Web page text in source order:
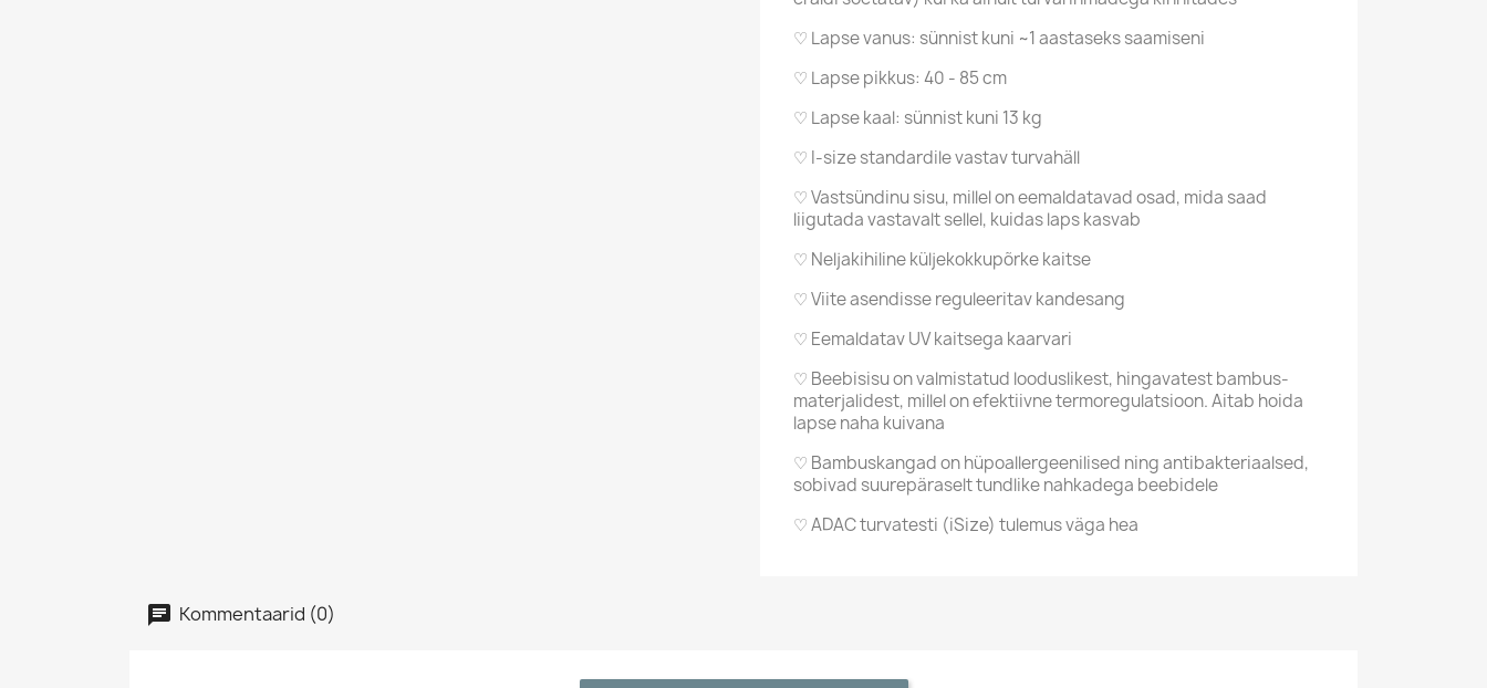
♡ Lapse vanus: sünnist kuni ~1 aastaseks saamiseni
♡ Lapse pikkus: 40 - 85 cm
♡ Lapse kaal: sünnist kuni 13 kg
♡ I-size standardile vastav turvahäll
♡ Vastsündinu sisu, millel on eemaldatavad osad, mida saad
liigutada vastavalt sellel, kuidas laps kasvab
♡ Neljakihiline küljekokkupõrke kaitse
♡ Viite asendisse reguleeritav kandesang
♡ Eemaldatav UV kaitsega kaarvari
♡ Beebisisu on valmistatud looduslikest, hingavatest bambus-
materjalidest, millel on efektiivne termoregulatsioon. Aitab hoida
lapse naha kuivana
♡ Bambuskangad on hüpoallergeenilised ning antibakteriaalsed,
sobivad suurepäraselt tundlike nahkadega beebidele
♡ ADAC turvatesti (iSize) tulemus väga hea
Kommentaarid (0)